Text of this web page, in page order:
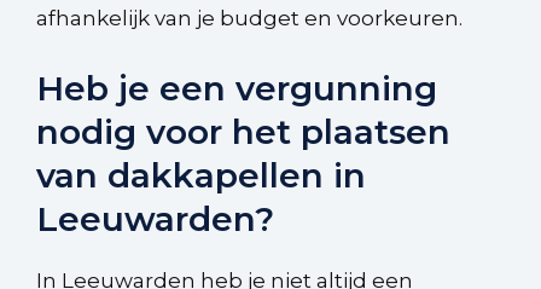
afhankelijk van je budget en voorkeuren.
Heb je een vergunning
nodig voor het plaatsen
van dakkapellen in
Leeuwarden?
In Leeuwarden heb je niet altijd een